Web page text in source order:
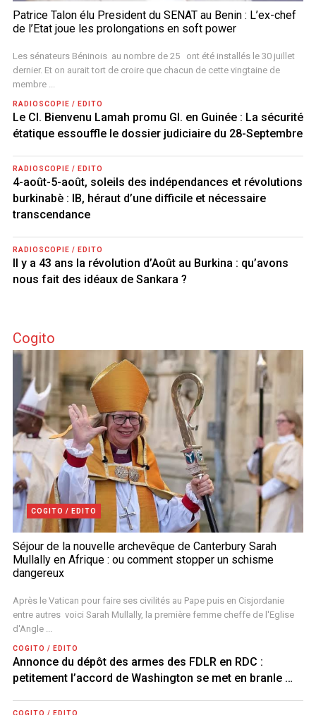
Patrice Talon élu President du SENAT au Benin : L’ex-chef
de l’Etat joue les prolongations en soft power
Les sénateurs Béninois au nombre de 25 ont été installés le 30 juillet
dernier. Et on aurait tort de croire que chacun de cette vingtaine de
membre ...
RADIOSCOPIE / EDITO
Le Cl. Bienvenu Lamah promu Gl. en Guinée : La sécurité
étatique essouffle le dossier judiciaire du 28-Septembre
RADIOSCOPIE / EDITO
4-août-5-août, soleils des indépendances et révolutions
burkinabè : IB, héraut d’une difficile et nécessaire
transcendance
RADIOSCOPIE / EDITO
Il y a 43 ans la révolution d’Août au Burkina : qu’avons
nous fait des idéaux de Sankara ?
Cogito
COGITO / EDITO
Séjour de la nouvelle archevêque de Canterbury Sarah
Mullally en Afrique : ou comment stopper un schisme
dangereux
Après le Vatican pour faire ses civilités au Pape puis en Cisjordanie
entre autres voici Sarah Mullally, la première femme cheffe de l'Eglise
d'Angle ...
COGITO / EDITO
Annonce du dépôt des armes des FDLR en RDC :
petitement l’accord de Washington se met en branle …